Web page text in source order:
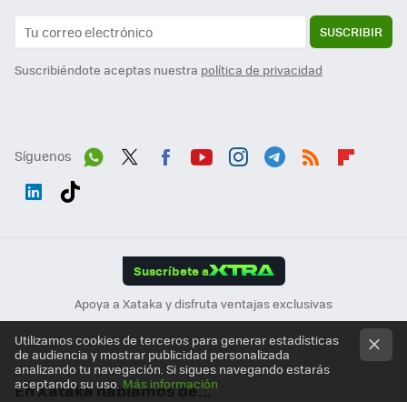
SUSCRIBIR
Suscribiéndote aceptas nuestra política de privacidad
Síguenos
Suscríbete a
Apoya a Xataka y disfruta ventajas exclusivas
En Xataka hablamos de...
Utilizamos cookies de terceros para generar estadísticas
de audiencia y mostrar publicidad personalizada
analizando tu navegación. Si sigues navegando estarás
aceptando su uso. Más información